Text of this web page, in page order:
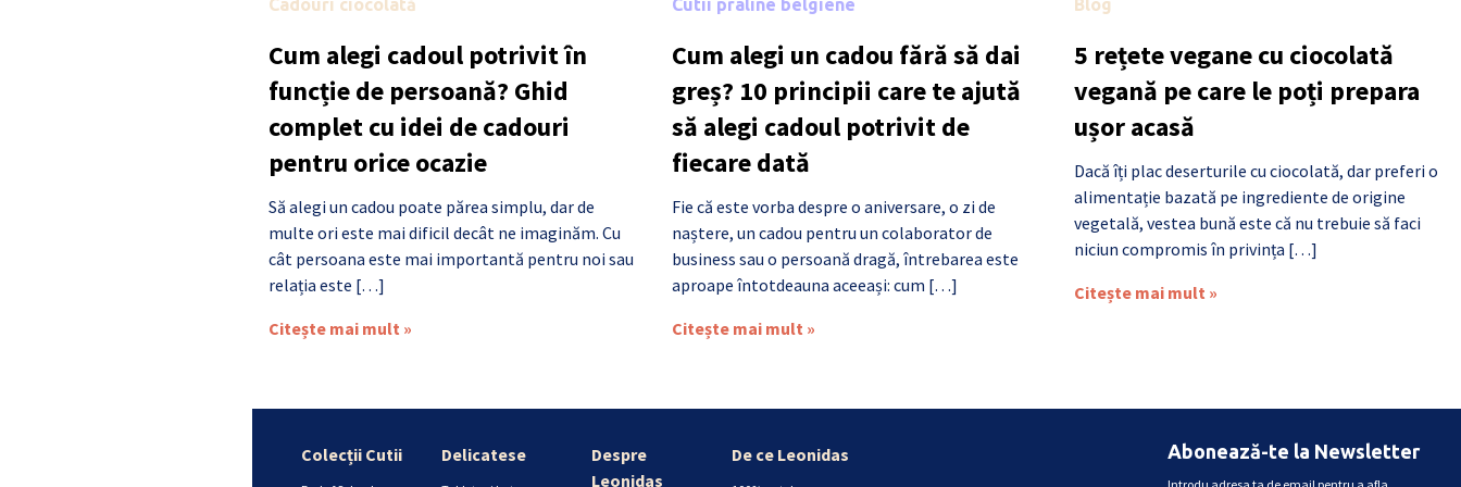
Cadouri ciocolată
Cum alegi cadoul potrivit în
funcție de persoană? Ghid
complet cu idei de cadouri
pentru orice ocazie
Să alegi un cadou poate părea simplu, dar de
multe ori este mai dificil decât ne imaginăm. Cu
cât persoana este mai importantă pentru noi sau
relația este […]
Citește mai mult »
Cutii praline belgiene
Cum alegi un cadou fără să dai
greș? 10 principii care te ajută
să alegi cadoul potrivit de
fiecare dată
Fie că este vorba despre o aniversare, o zi de
naștere, un cadou pentru un colaborator de
business sau o persoană dragă, întrebarea este
aproape întotdeauna aceeași: cum […]
Citește mai mult »
Blog
5 rețete vegane cu ciocolată
vegană pe care le poți prepara
ușor acasă
Dacă îți plac deserturile cu ciocolată, dar preferi o
alimentație bazată pe ingrediente de origine
vegetală, vestea bună este că nu trebuie să faci
niciun compromis în privința […]
Citește mai mult »
Colecții Cutii Delicatese
Despre
Leonidas
De ce Leonidas Abonează-te la Newsletter